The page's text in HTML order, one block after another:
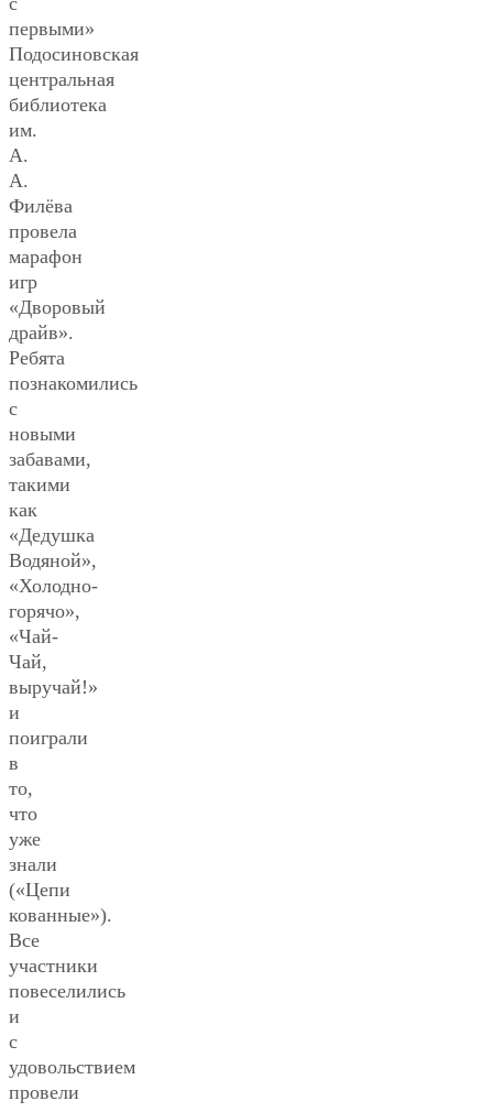
первыми»
Подосиновская
центральная
библиотека
им.
А.
А.
Филёва
провела
марафон
игр
«Дворовый
драйв».
Ребята
познакомились
с
новыми
забавами,
такими
как
«Дедушка
Водяной»,
«Холодно-
горячо»,
«Чай-
Чай,
выручай!»
и
поиграли
в
то,
что
уже
знали
(«Цепи
кованные»).
Все
участники
повеселились
и
с
удовольствием
провели